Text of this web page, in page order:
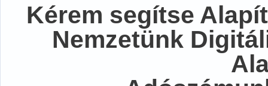
Kérem segítse
Nemzetünk